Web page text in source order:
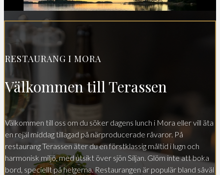
RESTAURANG I MORA
Välkommen till Terassen
Välkommen till oss om du söker dagens lunch i Mora eller vill äta
en rejäl middag tillagad på närproducerade råvaror. På
restaurang Terassen äter du en förstklassig måltid i lugn och
harmonisk miljö, med utsikt över sjön Siljan. Glöm inte att boka
bord, speciellt på helgerna. Restaurangen är populär bland såväl